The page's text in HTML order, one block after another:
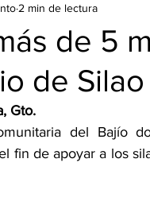
de 5
de Silao
2 min de lectura
Gto.
del Bajío
fin de apoyar a los